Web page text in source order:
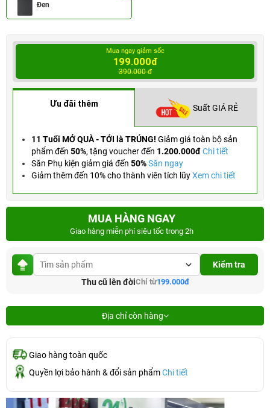
Đen
Mua ngay giảm sốc
199.000đ
390.000 đ
Ưu đãi thêm Suất GIÁ RẺ
11 Tuổi MỞ QUÀ - TỚI là TRÚNG! Giảm giá toàn bộ sản
phẩm đến 50%, tặng voucher đến 1.200.000đChi tiết
Săn Phụ kiện giảm giá đến 50%Săn ngay
Giảm thêm đến 10% cho thành viên tích lũyXem chi tiết
MUA HÀNG NGAY
Giao hàng miễn phí siêu tốc trong 2h
Kiểm tra
Thu cũ lên đờiChỉ từ199.000đ
Địa chỉ còn hàng
Giao hàng toàn quốc
Quyền lợi bảo hành & đổi sản phẩmChi tiết